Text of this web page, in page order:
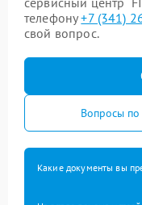
телефону+7 (341)
свой вопрос.
Вопросы по
Какие документы вы